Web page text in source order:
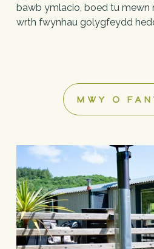
bawb ymlacio, boed tu mewn
wrth fwynhau golygfeydd
MWY O